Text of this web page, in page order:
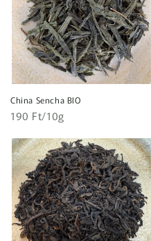
China Sencha BIO
Normál
Egységár
190 Ft/10g